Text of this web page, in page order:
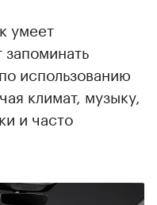
умеет
использованию
климат, музыку,
и часто